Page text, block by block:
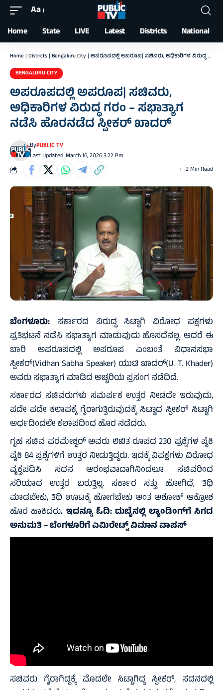
Font
Resizer
Aa
Home State LIVE Latest Districts National
Home | Districts | Bengaluru City | ಅಪರೂಪದಲ್ಲಿ ಅಪರೂಪ| ಸಚಿವರು, ಅಧಿಕಾರಿಗಳ ವಿರುದ್ಧ ಗರಂ – ಸಭಾತ್ಯಾಗ ನಡೆಸಿ ಹೊರನಡೆದ ಸ್ಪೀಕರ್‌ ಖಾದರ್‌
BENGALURU CITY
ಅಪರೂಪದಲ್ಲಿ ಅಪರೂಪ| ಸಚಿವರು,
ಅಧಿಕಾರಿಗಳ ವಿರುದ್ಧ ಗರಂ – ಸಭಾತ್ಯಾಗ
ನಡೆಸಿ ಹೊರನಡೆದ ಸ್ಪೀಕರ್‌ ಖಾದರ್‌
Last Updated: March 16, 2026 3:22 Pm
ByPUBLIC TV
2 Min Read
ಬೆಂಗಳೂರು: ಸರ್ಕಾರದ ವಿರುದ್ಧ ಸಿಟ್ಟಾಗಿ ವಿರೋಧ ಪಕ್ಷಗಳು
ಪ್ರತಿಭಟನೆ ನಡೆಸಿ ಸಭಾತ್ಯಾಗ ಮಾಡುವುದು ಹೊಸದೆನಲ್ಲ. ಆದರೆ ಈ
ಬಾರಿ ಅಪರೂಪದಲ್ಲಿ ಅಪರೂಪ ಎಂಬಂತೆ ವಿಧಾನಸಭಾ
ಸ್ಪೀಕರ್‌(Vidhan Sabha Speaker) ಯುಟಿ ಖಾದರ್‌(U. T. Khader)
ಅವರು ಸಭಾತ್ಯಾಗ ಮಾಡಿದ ಅಚ್ಚರಿಯ ಪ್ರಸಂಗ ನಡೆದಿದೆ.
ಸರ್ಕಾರದ ಸಚಿವರುಗಳು ಸಮರ್ಪಕ ಉತ್ತರ ನೀಡದೇ ಇರುವುದು,
ಪದೇ ಪದೇ ಕಲಾಪಕ್ಕೆ ಗೈರಾಗುತ್ತಿರುವುದಕ್ಕೆ ಸಿಟ್ಟಾದ ಸ್ಪೀಕರ್‌ ಸಿಟ್ಟಾಗಿ
ಅರ್ಧದಿಂದಲೇ ಕಲಾಪದಿಂದ ಹೊರ ನಡೆದರು.
ಗೃಹ ಸಚಿವ ಪರಮೇಶ್ವರ್‌ ಅವರು ಲಿಖಿತ ರೂಪದ 230 ಪ್ರಶ್ನೆಗಳ ಪೈಕಿ
ಪೈಕಿ 84 ಪ್ರಶ್ನೆಗಳಿಗೆ ಉತ್ತರ ನೀಡುತ್ತಿದ್ದರು. ಇದಕ್ಕೆ ವಿಪಕ್ಷಗಳು ವಿರೋಧ
ವ್ಯಕ್ತಪಡಿಸಿ ಸದನ ಆರಂಭವಾದಾಗಿನಿಂದಲೂ ಸಚಿವರಿಂದ
ಸರಿಯಾದ ಉತ್ತರ ಬರುತ್ತಿಲ್ಲ. ಸರ್ಕಾರ ಸತ್ತು ಹೋಗಿದೆ, ತಿಥಿ
ಮಾಡಬೇಕು, ತಿಥಿ ಊಟಕ್ಕೆ ಹೋಗಬೇಕು ಅಂತ ಅಶೋಕ್ ಆಕ್ರೋಶ
ಹೊರ ಹಾಕಿದರು. ಇದನ್ನೂ ಓದಿ:ದುಬೈನಲ್ಲಿ ಲ್ಯಾಂಡಿಂಗ್‌ಗೆ ಸಿಗದ
ಅನುಮತಿ – ಬೆಂಗಳೂರಿಗೆ ಎಮಿರೇಟ್ಸ್ ವಿಮಾನ ವಾಪಸ್‌
ಸಚಿವರು ಗೈರಾಗಿದ್ದಕ್ಕೆ ಮೊದಲೇ ಸಿಟ್ಟಾಗಿದ್ದ ಸ್ಪೀಕರ್‌, ಸದನದಲ್ಲಿ